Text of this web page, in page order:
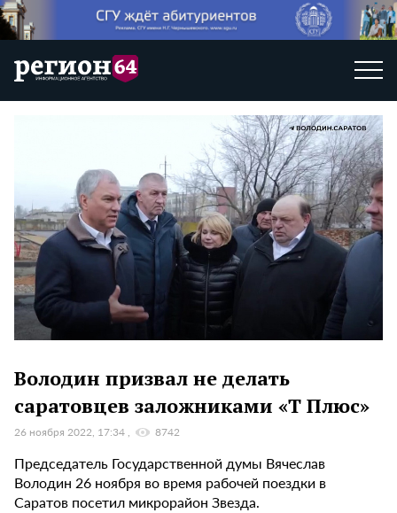
Володин призвал не делать
саратовцев заложниками «Т Плюс»
26 ноября 2022, 17:34 8742
Председатель Государственной думы Вячеслав
Володин 26 ноября во время рабочей поездки в
Саратов посетил микрорайон Звезда.